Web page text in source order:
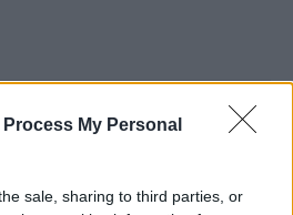
Process My Personal
sale, sharing to third parties, or